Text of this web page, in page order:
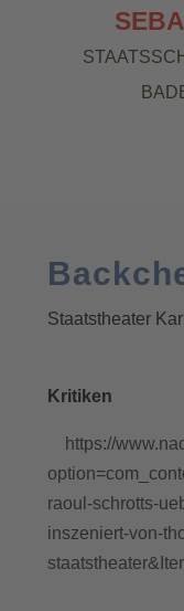
B
Staatstheater
Kritiken
https://
raoul-schrotts-
inszeniert-von-